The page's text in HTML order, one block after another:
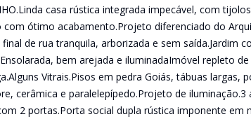
casa rústica integrada impecável, com
ótimo acabamento.Projeto diferenciado do
de rua tranquila, arborizada e sem saída.Jardim
bem arejada e iluminadaImóvel repleto
Vitrais.Pisos em pedra Goiás, tábuas largas,
cerâmica e paralelepípedo.Projeto de iluminação.3
2 portas.Porta social dupla rústica imponente em